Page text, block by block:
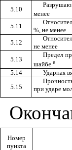
5.10
менее
5.11
%, не менее
5.12
не менее
5.13
Предел
шайбе е
5.14
Ударная
5.15
при ударе
Номер
пункта